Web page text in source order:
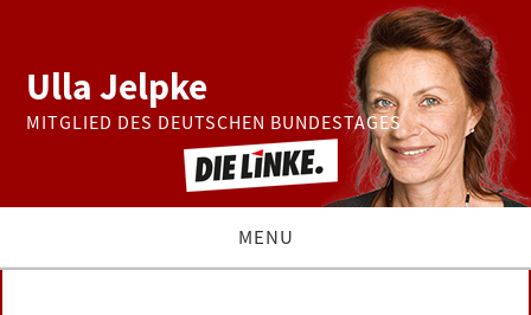
Ulla Jelpke
MITGLIED DES DEUTSCHEN BUNDESTAGES
MENU